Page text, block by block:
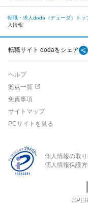
転職・求人doda（デューダ）トッ
人情報
転職サイト dodaをシェア
ヘルプ
拠点一覧
免責事項
サイトマップ
PCサイトを見る
個人情報の取
個人情報保護